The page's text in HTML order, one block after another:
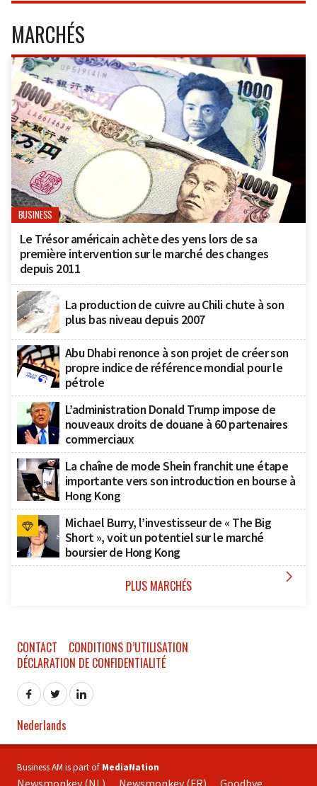
MARCHÉS
BUSINESS
Le Trésor américain achète des yens lors de sa
première intervention sur le marché des changes
depuis 2011
La production de cuivre au Chili chute à son
plus bas niveau depuis 2007
Abu Dhabi renonce à son projet de créer son
propre indice de référence mondial pour le
pétrole
L’administration Donald Trump impose de
nouveaux droits de douane à 60 partenaires
commerciaux
La chaîne de mode Shein franchit une étape
importante vers son introduction en bourse à
Hong Kong
Michael Burry, l’investisseur de « The Big
Short », voit un potentiel sur le marché
boursier de Hong Kong
PLUS MARCHÉS 
CONTACT
CONDITIONS D’UTILISATION
DÉCLARATION DE CONFIDENTIALITÉ
Nederlands
Business AM is part of MediaNation